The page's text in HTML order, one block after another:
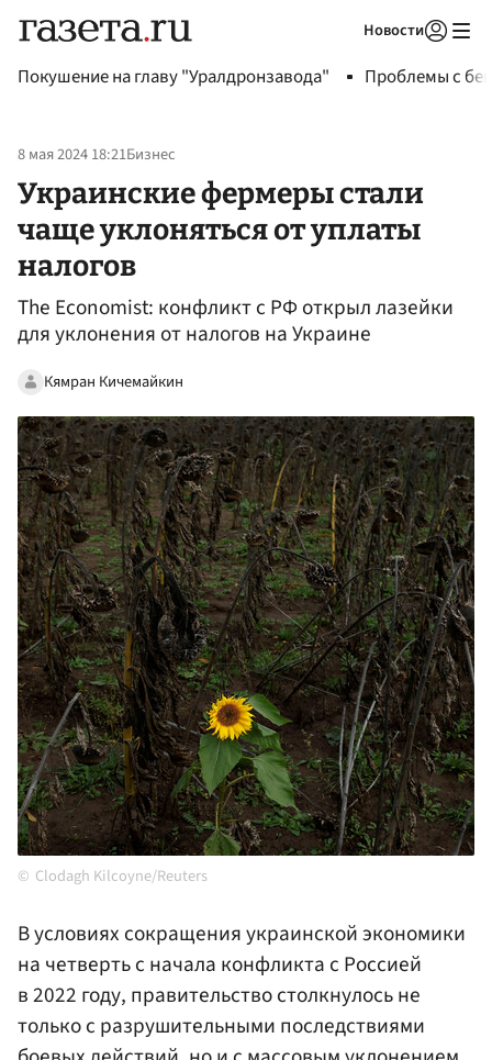
Новости
Покушение на главу "Уралдронзавода" Проблемы с
8 мая 2024 18:21Бизнес
Украинские фермеры стали
чаще уклоняться от уплаты
налогов
The Economist: конфликт с РФ открыл лазейки
для уклонения от налогов на Украине
Кямран Кичемайкин
Clodagh Kilcoyne/Reuters
В условиях сокращения украинской экономики
на четверть с начала конфликта с Россией
в 2022 году, правительство столкнулось не
только с разрушительными последствиями